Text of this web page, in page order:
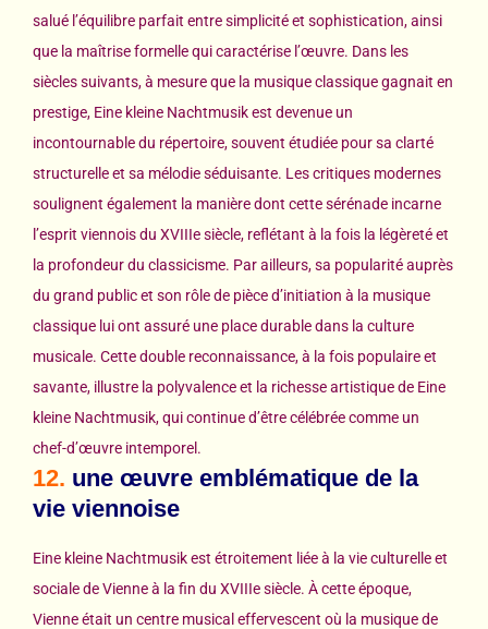
salué l’équilibre parfait entre simplicité et sophistication, ainsi
que la maîtrise formelle qui caractérise l’œuvre. Dans les
siècles suivants, à mesure que la musique classique gagnait en
prestige, Eine kleine Nachtmusik est devenue un
incontournable du répertoire, souvent étudiée pour sa clarté
structurelle et sa mélodie séduisante. Les critiques modernes
soulignent également la manière dont cette sérénade incarne
l’esprit viennois du XVIIIe siècle, reflétant à la fois la légèreté et
la profondeur du classicisme. Par ailleurs, sa popularité auprès
du grand public et son rôle de pièce d’initiation à la musique
classique lui ont assuré une place durable dans la culture
musicale. Cette double reconnaissance, à la fois populaire et
savante, illustre la polyvalence et la richesse artistique de Eine
kleine Nachtmusik, qui continue d’être célébrée comme un
chef-d’œuvre intemporel.
12. une œuvre emblématique de la
vie viennoise
Eine kleine Nachtmusik est étroitement liée à la vie culturelle et
sociale de Vienne à la fin du XVIIIe siècle. À cette époque,
Vienne était un centre musical effervescent où la musique de